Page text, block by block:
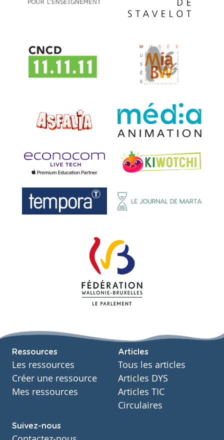
Ressources
Les ressources
Créer une ressource
Mes ressources
Articles
Tous les articles
Articles DYS
Articles TIC
Circulaires
Suivez-nous